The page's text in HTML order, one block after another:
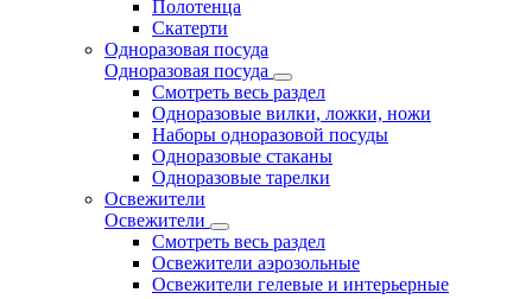
Полотенца
Скатерти
Одноразовая посуда
Одноразовая посуда
Смотреть весь раздел
Одноразовые вилки, ложки, ножи
Наборы одноразовой посуды
Одноразовые стаканы
Одноразовые тарелки
Освежители
Освежители
Смотреть весь раздел
Освежители аэрозольные
Освежители гелевые и интерьерные